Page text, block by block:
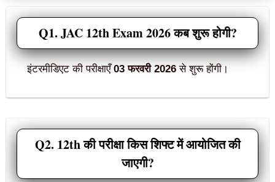
Q1. JAC 12th Exam 2026 कब शुरू होगी?
इंटरमीडिएट की परीक्षाएँ03 फरवरी 2026 से शुरू होंगी।
Q2. 12th की परीक्षा किस शिफ्ट में आयोजित की
जाएगी?